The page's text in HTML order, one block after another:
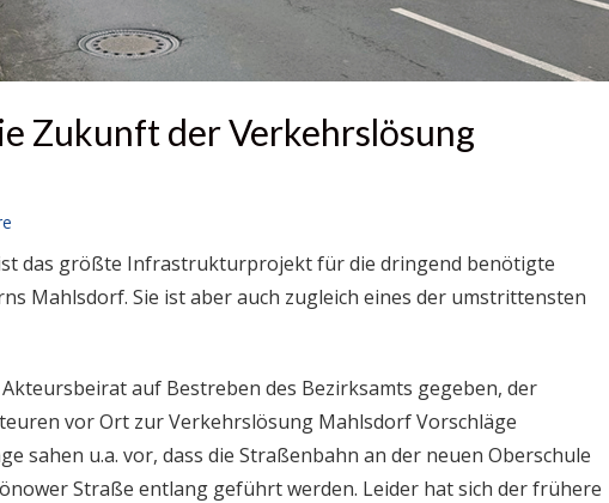
Zukunft der Verkehrslösung
das größte Infrastrukturprojekt für die dringend benötigte
Mahlsdorf. Sie ist aber auch zugleich eines der umstrittensten
auf Bestreben des Bezirksamts gegeben, der
vor Ort zur Verkehrslösung Mahlsdorf Vorschläge
sahen u.a. vor, dass die Straßenbahn an der neuen Oberschule
Straße entlang geführt werden. Leider hat sich der frühere